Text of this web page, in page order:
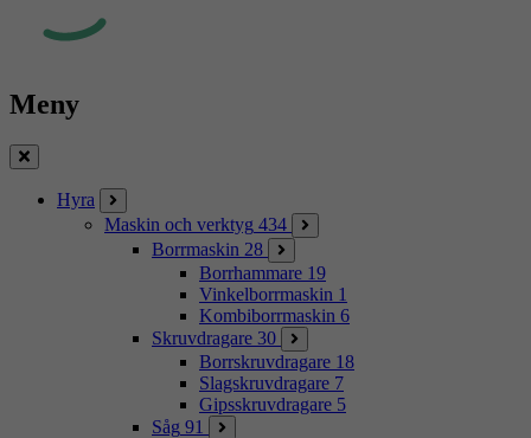
Meny
Stäng
Hyra
Maskin och verktyg 434
Borrmaskin 28
Borrhammare 19
Vinkelborrmaskin 1
Kombiborrmaskin 6
Skruvdragare 30
Borrskruvdragare 18
Slagskruvdragare 7
Gipsskruvdragare 5
Såg 91